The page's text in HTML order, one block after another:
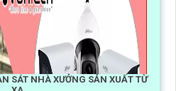
SÁT NHÀ XƯỞNG SẢN XUẤT TỪ